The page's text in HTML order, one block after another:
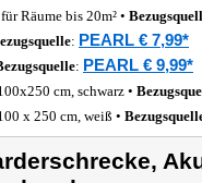
Räume bis 20m² •
: PEARL € 7,99*
: PEARL € 9,99*
cm, schwarz •
x 250 cm, weiß •